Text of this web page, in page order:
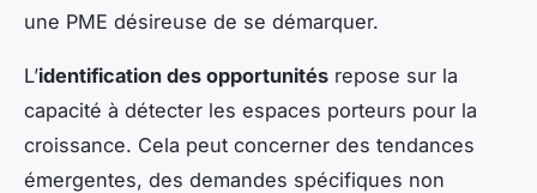
une PME désireuse de se démarquer.
L’identification des opportunités repose sur la
capacité à détecter les espaces porteurs pour la
croissance. Cela peut concerner des tendances
émergentes, des demandes spécifiques non